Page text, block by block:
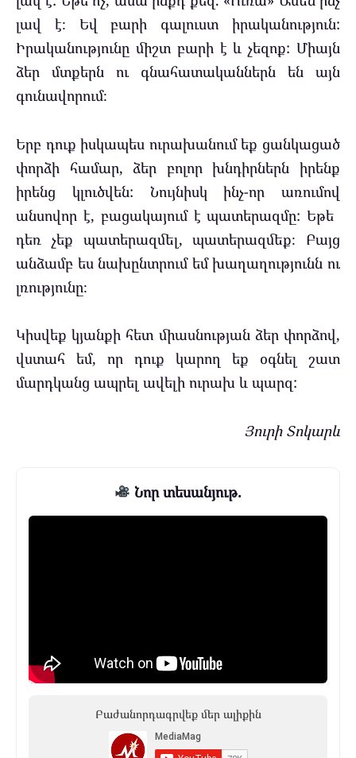
լավ է։ Եվ բարի գալուստ իրականություն:
Իրականությունը միշտ բարի է և չեզոք: Միայն
ձեր մտքերն ու գնահատականներն են այն
գունավորում։
Երբ դուք իսկապես ուրախանում եք ցանկացած
փորձի համար, ձեր բոլոր խնդիրներն իրենք
իրենց կլուծվեն: Նույնիսկ ինչ-որ առումով
անսովոր է, բացակայում է պատերազմը: Եթե ​​
դեռ չեք պատերազմել, պատերազմեք։ Բայց
անձամբ ես նախընտրում եմ խաղաղությունն ու
լռությունը։
Կիսվեք կյանքի հետ միասնության ձեր փորձով,
վստահ եմ, որ դուք կարող եք օգնել շատ
մարդկանց ապրել ավելի ուրախ և պարզ:
Յուրի Տոկարև
Նոր տեսանյութ.
Բաժանորդագրվեք մեր ալիքին